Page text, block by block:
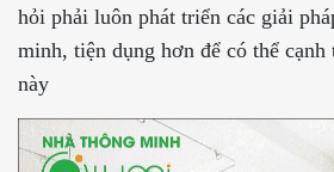
hỏi phải luôn phát triển các giải
minh, tiện dụng hơn để có thể
này